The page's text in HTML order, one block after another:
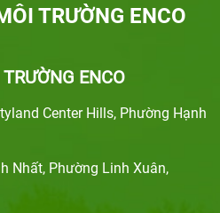
TRƯỜNG ENCO
ENCO
Center Hills, Phường Hạnh
Nhất, Phường Linh Xuân,